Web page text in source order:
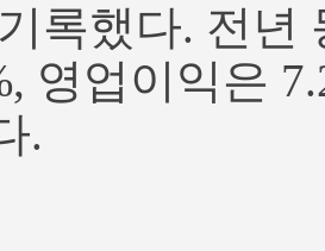
록했다. 전년
영업이익은
.